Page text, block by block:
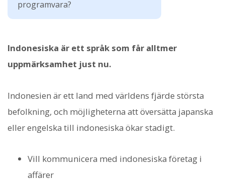
programvara?
Indonesiska är ett språk som får alltmer
uppmärksamhet just nu.
Indonesien är ett land med världens fjärde största
befolkning, och möjligheterna att översätta japanska
eller engelska till indonesiska ökar stadigt.
Vill kommunicera med indonesiska företag i
affärer